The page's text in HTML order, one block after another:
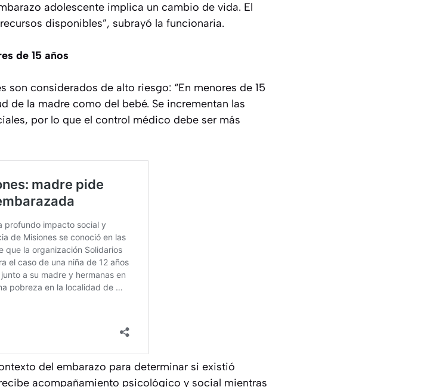
adolescente implica un cambio de vida. El
disponibles”, subrayó la funcionaria.
de 15 años
considerados de alto riesgo: “En menores de 15
de la madre como del bebé. Se incrementan las
por lo que el control médico debe ser más
del embarazo para determinar si existió
acompañamiento psicológico y social mientras